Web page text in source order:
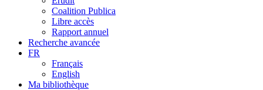
Coalition Publica
Libre accès
Rapport annuel
Recherche avancée
FR
Français
English
Ma bibliothèque